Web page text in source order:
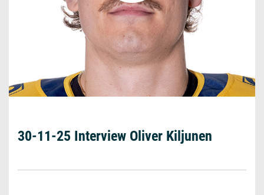
30-11-25 Interview Oliver Kiljunen